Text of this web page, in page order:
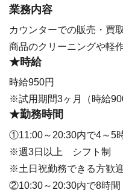
業務内容
カウンターでの販売・買
商品のクリーニングや軽
★時給
時給950円
※試用期間3ヶ月（時給
★勤務時間
①11:00～20:30内で4～5
※週3日以上 シフト制
※土日祝勤務できる方歓迎
②10:30～20:30内で8時間